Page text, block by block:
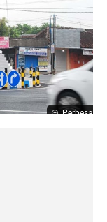
Perbesar